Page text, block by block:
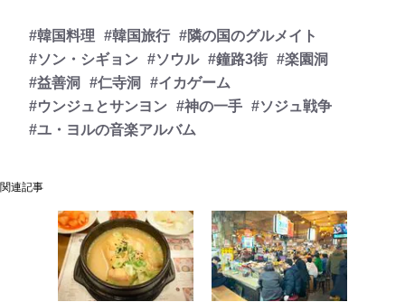
#韓国料理 #韓国旅行 #隣の国のグルメイト
#ソン・シギョン #ソウル #鐘路3街 #楽園洞
#益善洞
#仁寺洞
#イカゲーム
#ウンジュとサンヨン #神の一手 #ソジュ戦争
#ユ・ヨルの音楽アルバム
関連記事